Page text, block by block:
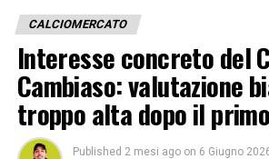
CALCIOMERCATO
Interesse concreto del
Cambiaso: valutazione
troppo alta dopo il
Published 2 mesi ago on 6 Giugno